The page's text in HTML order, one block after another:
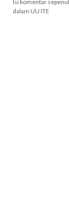
Isi komentar
dalam UU ITE